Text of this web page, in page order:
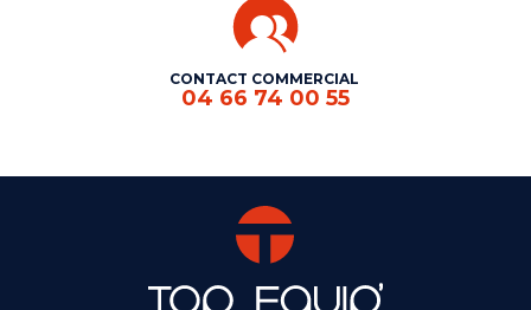
CONTACT COMMERCIAL
04 66 74 00 55